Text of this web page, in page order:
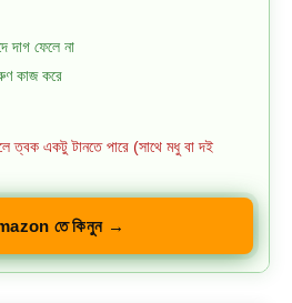
দাগ ফেলে না
কাজ করে
ত্বক একটু টানতে পারে (সাথে মধু বা দই
তে কিনুন →